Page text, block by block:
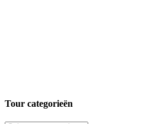
Tour categorieën